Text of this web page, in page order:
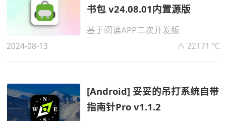
书包 v24.08.01内置源版
基于阅读APP二次开发版
2024-08-13 22171 ℃
[Android] 妥妥的吊打系统自带
指南针Pro v1.1.2